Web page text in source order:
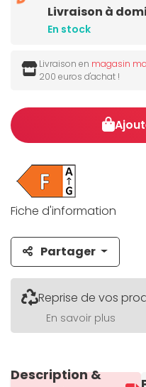
Livraison à
En stock
Livraison en magasin
200 euros d'achat !
Fiche d'information
Partager
Reprise de vos
En savoir plus
Description &